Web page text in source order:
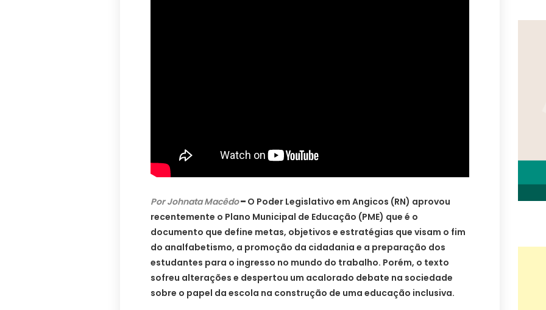
Por Johnata Macêdo– O Poder Legislativo em Angicos (RN) aprovou
recentemente o Plano Municipal de Educação (PME) que é o
documento que define metas, objetivos e estratégias que visam o fim
do analfabetismo, a promoção da cidadania e a preparação dos
estudantes para o ingresso no mundo do trabalho. Porém, o texto
sofreu alterações e despertou um acalorado debate na sociedade
sobre o papel da escola na construção de uma educação inclusiva.